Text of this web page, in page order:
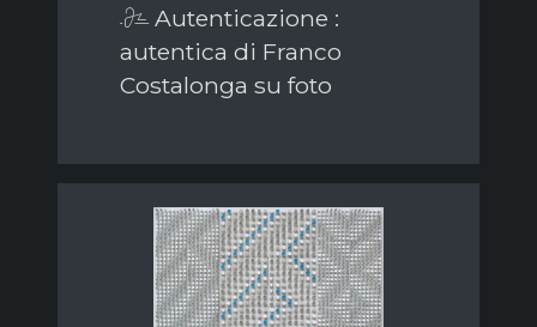
Autenticazione :
autentica di Franco
Costalonga su foto